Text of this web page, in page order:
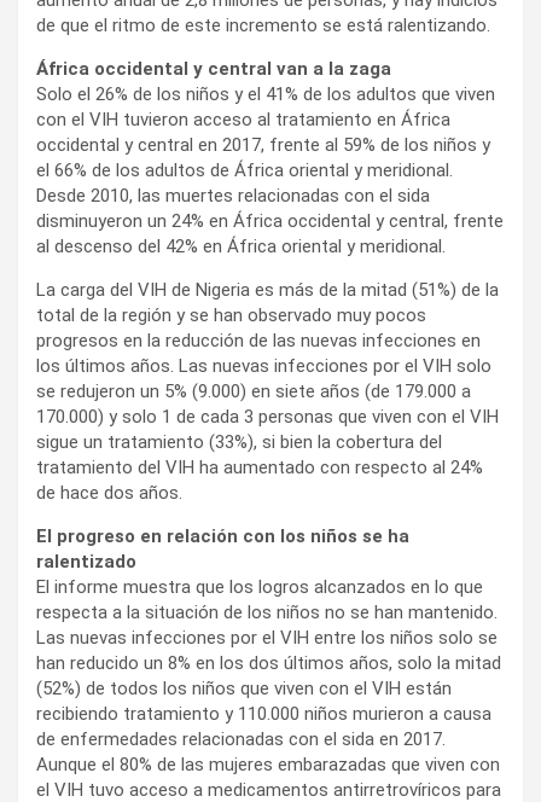
de que el ritmo de este incremento se está ralentizando.
África occidental y central van a la zaga
Solo el 26% de los niños y el 41% de los adultos que viven
con el VIH tuvieron acceso al tratamiento en África
occidental y central en 2017, frente al 59% de los niños y
el 66% de los adultos de África oriental y meridional.
Desde 2010, las muertes relacionadas con el sida
disminuyeron un 24% en África occidental y central, frente
al descenso del 42% en África oriental y meridional.
La carga del VIH de Nigeria es más de la mitad (51%) de la
total de la región y se han observado muy pocos
progresos en la reducción de las nuevas infecciones en
los últimos años. Las nuevas infecciones por el VIH solo
se redujeron un 5% (9.000) en siete años (de 179.000 a
170.000) y solo 1 de cada 3 personas que viven con el VIH
sigue un tratamiento (33%), si bien la cobertura del
tratamiento del VIH ha aumentado con respecto al 24%
de hace dos años.
El progreso en relación con los niños se ha
ralentizado
El informe muestra que los logros alcanzados en lo que
respecta a la situación de los niños no se han mantenido.
Las nuevas infecciones por el VIH entre los niños solo se
han reducido un 8% en los dos últimos años, solo la mitad
(52%) de todos los niños que viven con el VIH están
recibiendo tratamiento y 110.000 niños murieron a causa
de enfermedades relacionadas con el sida en 2017.
Aunque el 80% de las mujeres embarazadas que viven con
el VIH tuvo acceso a medicamentos antirretrovíricos para